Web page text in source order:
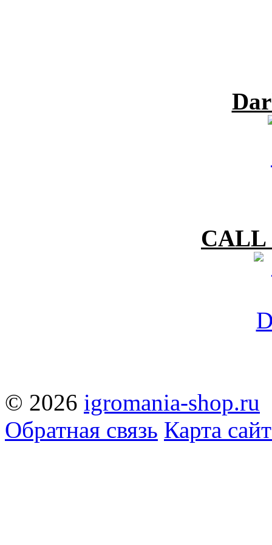
CALL
© 2026 igromania-shop.ru
Обратная связь Карта